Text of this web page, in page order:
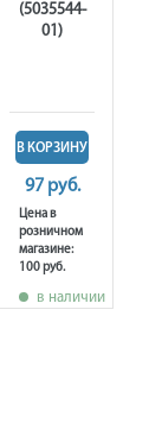
(5035544-
01)
В КОРЗИНУ
97 руб.
Цена в
розничном
магазине:
100 руб.
в наличии